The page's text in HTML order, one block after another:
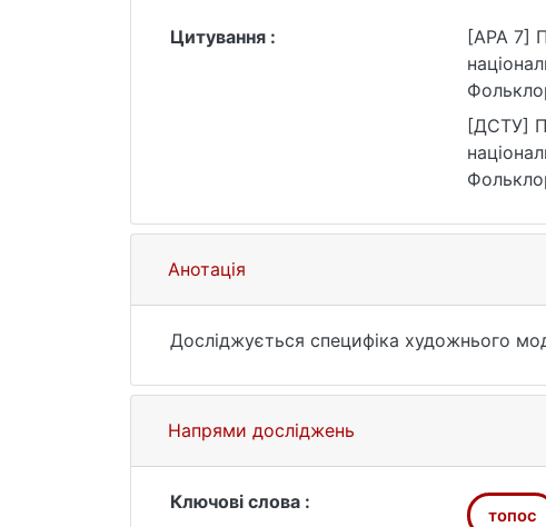
Цитування :
[APA 7]
[ДСТУ]
Анотація
Досліджується специфіка художнього
Напрями досліджень
Ключові слова :
топос